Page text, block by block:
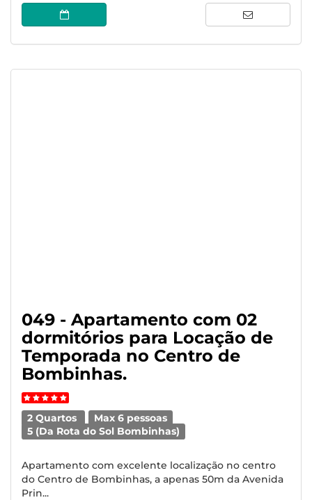
049 - Apartamento com 02
dormitórios para Locação de
Temporada no Centro de
Bombinhas.
2 Quartos
Max 6 pessoas
5 (Da Rota do Sol Bombinhas)
Apartamento com excelente localização no centro
do Centro de Bombinhas, a apenas 50m da Avenida
Prin...